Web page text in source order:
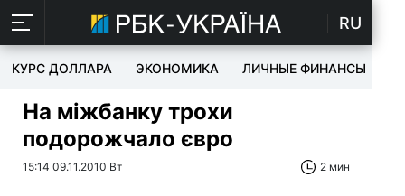
RU
КУРС ДОЛЛАРА ЭКОНОМИКА ЛИЧНЫЕ ФИНАНСЫ
На міжбанку трохи
подорожчало євро
15:14 09.11.2010 Вт 2 мин